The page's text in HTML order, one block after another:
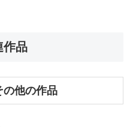
作品
の他の作品